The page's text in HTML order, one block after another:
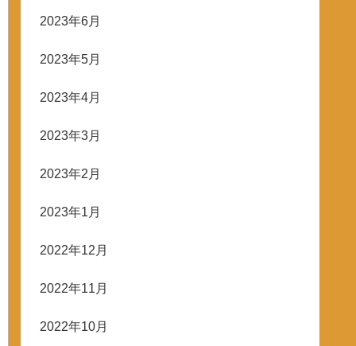
2023年6月
2023年5月
2023年4月
2023年3月
2023年2月
2023年1月
2022年12月
2022年11月
2022年10月